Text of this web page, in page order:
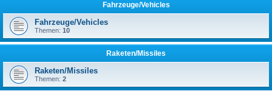
Fahrzeuge/Vehicles
Fahrzeuge/Vehicles
Themen: 10
Raketen/Missiles
Raketen/Missiles
Themen: 2